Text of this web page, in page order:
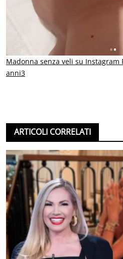
Madonna senza veli su Instagram
anni3
ARTICOLI CORRELATI